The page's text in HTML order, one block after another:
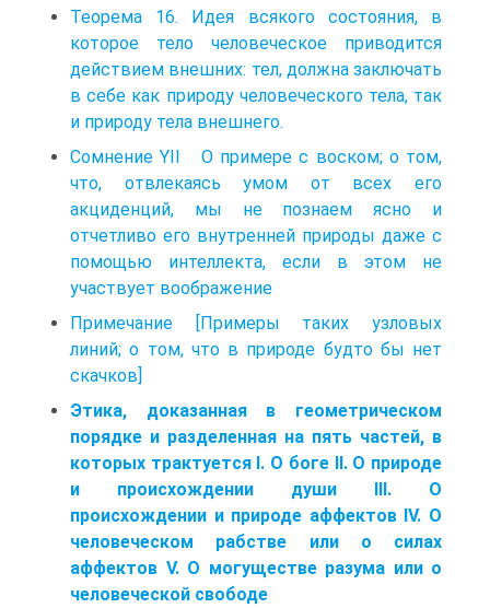
Теорема 16. Идея всякого состояния, в
которое тело человеческое приводится
действием внешних: тел, должна заключать
в себе как природу человеческого тела, так
и природу тела внешнего.
Сомнение YII О примере с воском; о том,
что, отвлекаясь умом от всех его
акциденций, мы не познаем ясно и
отчетливо его внутренней природы даже с
помощью интеллекта, если в этом не
участвует воображение
Примечание [Примеры таких узловых
линий; о том, что в природе будто бы нет
скачков]
Этика, доказанная в геометрическом
порядке и разделенная на пять частей, в
которых трактуется I. О боге II. О природе
и происхождении души III. О
происхождении и природе аффектов IV. О
человеческом рабстве или о силах
аффектов V. О могуществе разума или о
человеческой свободе